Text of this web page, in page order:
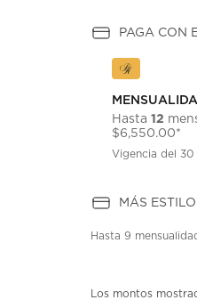
PAGA CON
Hasta12
$6,550.00*
Vigencia del 30
MÁS
Hasta9
Los montos